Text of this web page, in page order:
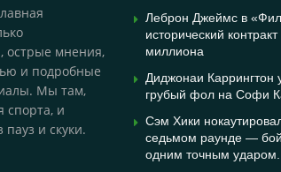
острые мнения,
и подробные
Мы там,
спорта, и
и скуки.
Леброн Джеймс в
исторический
миллиона
Диджонаи Каррингтон
грубый фол на Софи
Сэм Хики
седьмом раунде — бой
одним точным ударом.